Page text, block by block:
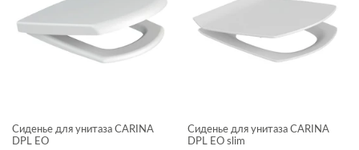
Сиденье для унитаза CARINA
DPL EO
Сиденье для унитаза CARINA
DPL EO slim